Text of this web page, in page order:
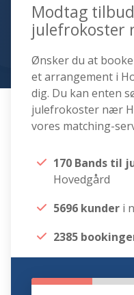
Modtag
julefrokoster
Ønsker du at
et arrangement i
dig. Du kan enten
julefrokoster nær
vores matching-
170 Bands til
Hovedgård
5696 kunder i
2385